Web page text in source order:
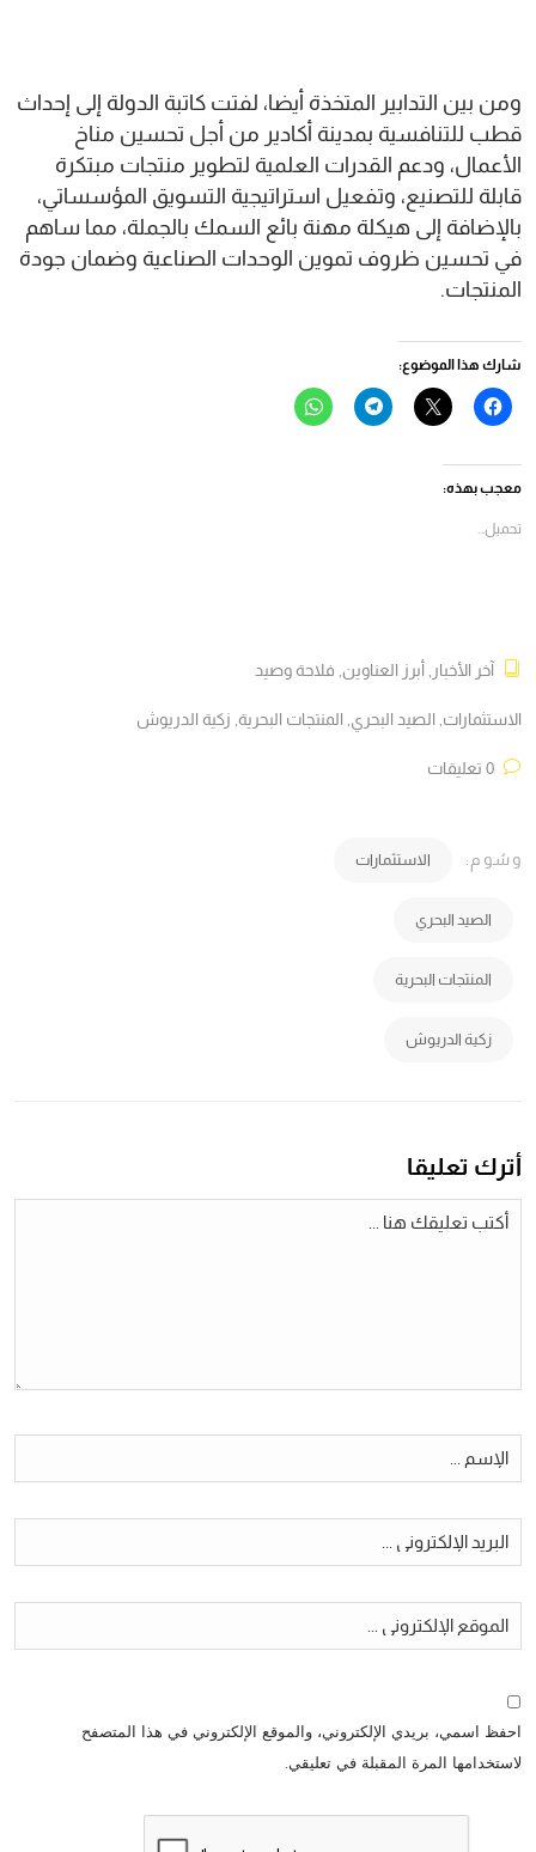
ومن بين التدابير المتخذة أيضا، لفتت كاتبة الدولة إلى إحداث
قطب للتنافسية بمدينة أكادير من أجل تحسين مناخ
الأعمال، ودعم القدرات العلمية لتطوير منتجات مبتكرة
قابلة للتصنيع، وتفعيل استراتيجية التسويق المؤسساتي،
بالإضافة إلى هيكلة مهنة بائع السمك بالجملة، مما ساهم
في تحسين ظروف تموين الوحدات الصناعية وضمان جودة
المنتجات.
شارك هذا الموضوع:
انقر
للمشاركة
(فتح
في
نافذة
النقر
للمشاركة
انقر
للمشاركة
انقر
للمشاركة
معجب بهذه:
تحميل...
آخر الأخبار , أبرز العناوين, فلاحة وصيد
الاستثمارات, الصيد البحري, المنتجات البحرية, زكية الدريوش
وسُوم: الاستثمارات
الصيد البحري
المنتجات البحرية
زكية الدريوش
أترك تعليقا
احفظ اسمي، بريدي الإلكتروني، والموقع الإلكتروني في هذا المتصفح
لاستخدامها المرة المقبلة في تعليقي.